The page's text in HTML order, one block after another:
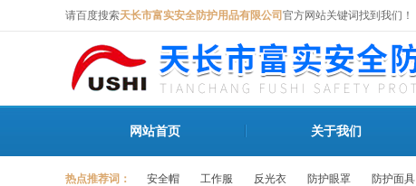
请百度搜索天长市富实安全防护用品有限公司 官方网站关键词找到我们！
网站首页 关于我们
热点推荐词： 安全帽 工作服 反光衣 防护眼罩 防护面具